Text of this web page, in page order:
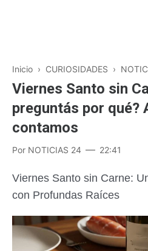
Inicio › CURIOSIDADES ›
Viernes Santo sin
preguntás por qué?
contamos
Por NOTICIAS 24 22:41
Viernes Santo sin Carne:
con Profundas Raíces